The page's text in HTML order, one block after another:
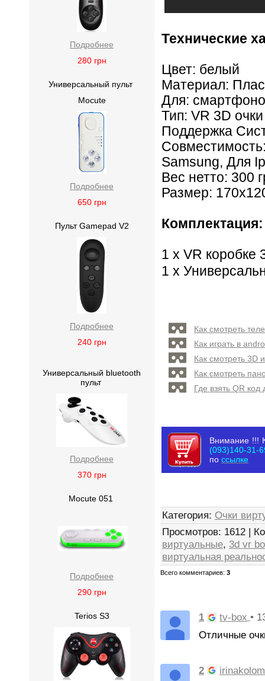
Подробнее
280 грн
Универсальный пульт
Mocute
Подробнее
650 грн
Пульт Gamepad V2
Подробнее
240 грн
Универсальный bluetooth
пульт
Подробнее
370 грн
Mocute 051
Подробнее
290 грн
Terios S3
Технические
Цвет: белый
Материал:
Для:
Тип: VR 3D очки
Поддержка
Samsung, Для
Вес нетто: 300
Размер:
Комплектация:
1 x VR коробке
1 x
Как смотреть
Как играть в
Как смотреть 3D
Как смотреть
Где взять QR код
Внимание !!!
(093)140-31-
по ссылке
Категория: Очки
Просмотров: 1612 |
виртуальные, 3d vr
виртуальная
Всего комментариев: 3
1 tv-box •
Отличные
2